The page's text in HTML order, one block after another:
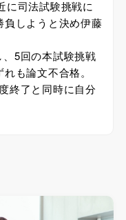
に司法試験挑戦に
負しようと決め伊藤
5回の本試験挑戦
も論文不合格。
終了と同時に自分